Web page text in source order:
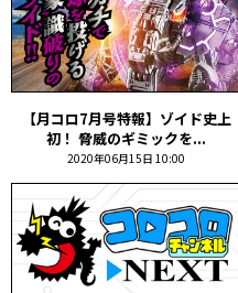
【月コロ7月号特報】ゾイド史上
初！ 脅威のギミックを...
2020年06月15日 10:00